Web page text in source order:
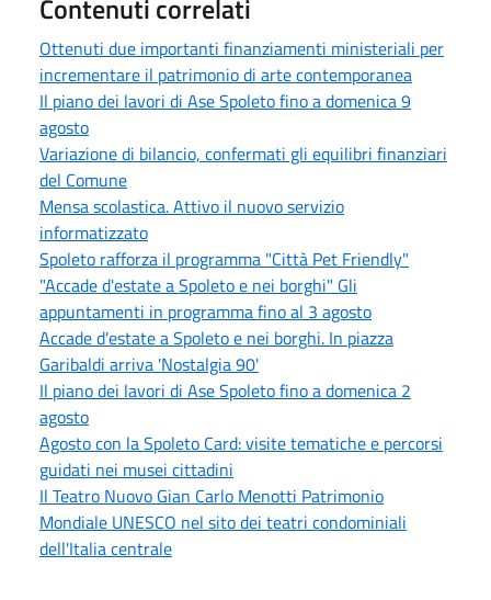
Contenuti correlati
Ottenuti due importanti finanziamenti ministeriali per
incrementare il patrimonio di arte contemporanea
Il piano dei lavori di Ase Spoleto fino a domenica 9
agosto
Variazione di bilancio, confermati gli equilibri finanziari
del Comune
Mensa scolastica. Attivo il nuovo servizio
informatizzato
Spoleto rafforza il programma "Città Pet Friendly"
"Accade d'estate a Spoleto e nei borghi" Gli
appuntamenti in programma fino al 3 agosto
Accade d'estate a Spoleto e nei borghi. In piazza
Garibaldi arriva 'Nostalgia 90'
Il piano dei lavori di Ase Spoleto fino a domenica 2
agosto
Agosto con la Spoleto Card: visite tematiche e percorsi
guidati nei musei cittadini
Il Teatro Nuovo Gian Carlo Menotti Patrimonio
Mondiale UNESCO nel sito dei teatri condominiali
dell'Italia centrale